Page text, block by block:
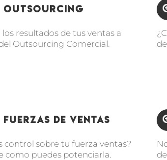
Outsourcing
los resultados de tus ventas a
Outsourcing Comercial.
Fuerzas de Ventas
control sobre tu fuerza ventas?
como puedes potenciarla.